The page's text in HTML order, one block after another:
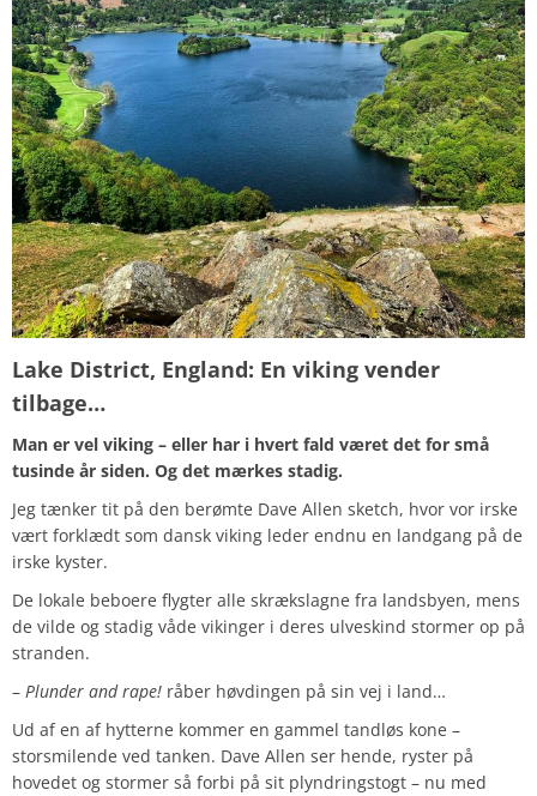
Lake District, England: En viking vender
tilbage…
Man er vel viking – eller har i hvert fald været det for små
tusinde år siden. Og det mærkes stadig.
Jeg tænker tit på den berømte Dave Allen sketch, hvor vor irske
vært forklædt som dansk viking leder endnu en landgang på de
irske kyster.
De lokale beboere flygter alle skrækslagne fra landsbyen, mens
de vilde og stadig våde vikinger i deres ulveskind stormer op på
stranden.
– Plunder and rape! råber høvdingen på sin vej i land…
Ud af en af hytterne kommer en gammel tandløs kone –
storsmilende ved tanken. Dave Allen ser hende, ryster på
hovedet og stormer så forbi på sit plyndringstogt – nu med